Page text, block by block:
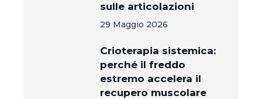
sulle articolazioni
29 Maggio 2026
Crioterapia sistemica:
perché il freddo
estremo accelera il
recupero muscolare